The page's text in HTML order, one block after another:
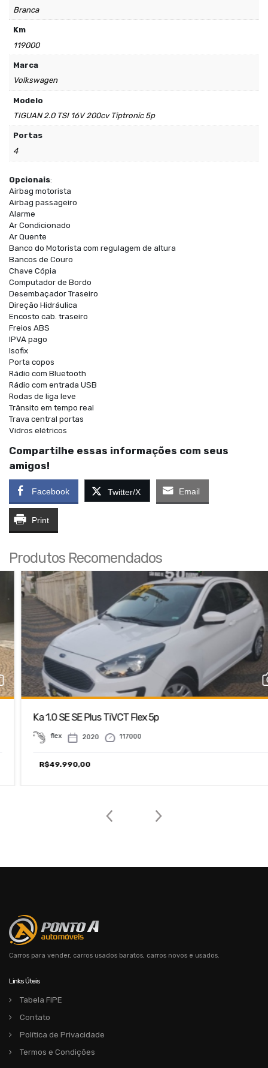
Branca
Km
119000
Marca
Volkswagen
Modelo
TIGUAN 2.0 TSI 16V 200cv Tiptronic 5p
Portas
4
Opcionais:
Airbag motorista
Airbag passageiro
Alarme
Ar Condicionado
Ar Quente
Banco do Motorista com regulagem de altura
Bancos de Couro
Chave Cópia
Computador de Bordo
Desembaçador Traseiro
Direção Hidráulica
Encosto cab. traseiro
Freios ABS
IPVA pago
Isofix
Porta copos
Rádio com Bluetooth
Rádio com entrada USB
Rodas de liga leve
Trânsito em tempo real
Trava central portas
Vidros elétricos
Compartilhe essas informações com seus
amigos!
Facebook Twitter/X Email
Print
Produtos Recomendados
Ka 1.0 SE SE Plus TiVCT Flex 5p
flex 2020 117000
49.990,00
Carros para vender, carros usados baratos, carros novos e usados.
Links Úteis
Tabela FIPE
Contato
Política de Privacidade
Termos e Condições